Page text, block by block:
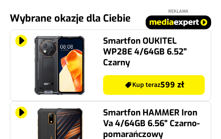
Wybrane okazje dla Ciebie
REKLAMA
Smartfon OUKITEL
WP28E 4/64GB 6.52"
Czarny
Kup teraz599 zł
Smartfon HAMMER Iron
Va 4/64GB 6.56" Czarno-
pomarańczowy